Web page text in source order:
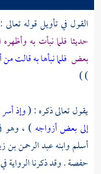
القول في تأويل قوله
حديثا فلما نبأت به
بعض فلما نبأها به قالت من
) )
يقول تعالى ذكره : (وإذ
إلى بعض أزواجه) ، وهو
أسلموابنهعبد الرحمن بن
حفصة. وقد ذكرنا الرواية